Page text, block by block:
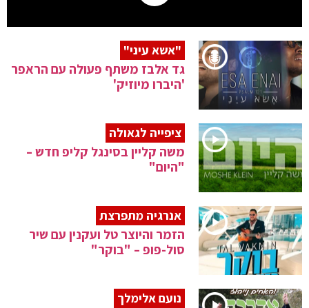
"אשא עיני"
גד אלבז משתף פעולה עם הראפר
'היברו מיוזיק'
ציפייה לגאולה
משה קליין בסינגל קליפ חדש –
"היום"
אנרגיה מתפרצת
הזמר והיוצר טל ועקנין עם שיר
סול-פופ – "בוקר"
נועם אלימלך